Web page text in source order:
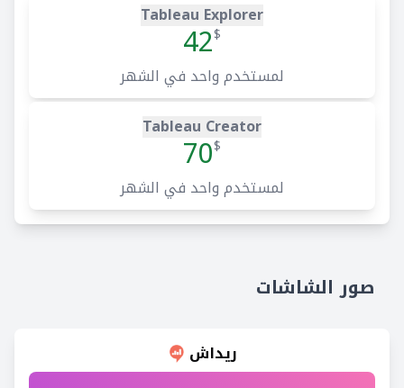
Tableau Explorer
$
42
لمستخدم واحد في الشهر
Tableau Creator
$
70
لمستخدم واحد في الشهر
صور الشاشات
ريداش